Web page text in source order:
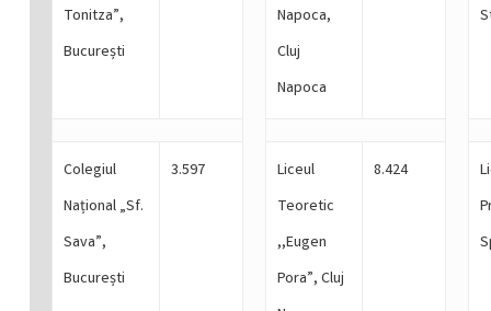
Tonitza”,
București
Napoca,
Cluj
Napoca
Colegiul
Național „Sf.
Sava”,
București
3.597
Liceul
Teoretic
,,Eugen
Pora”, Cluj
8.424